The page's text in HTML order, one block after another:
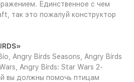
Единственное с чем
так это пожалуй конструктор
Angry Birds Seasons, Angry Birds
Angry Birds: Star Wars 2-
вы должны помочь птицам